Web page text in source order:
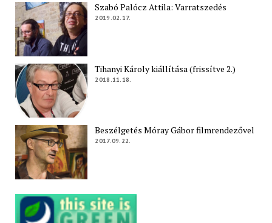
Szabó Palócz Attila: Varratszedés
2019.02.17.
Tihanyi Károly kiállítása (frissítve 2.)
2018.11.18.
Beszélgetés Móray Gábor filmrendezővel
2017.09.22.